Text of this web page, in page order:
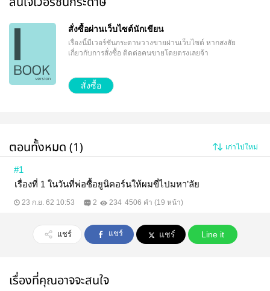
สั่งซื้อผ่านเว็บไซต์นักเขียน
เรื่องนี้มีเวอร์ชันกระดาษวางขายผ่านเว็บไซต์ หากสงสัย
เกี่ยวกับการสั่งซื้อ ติดต่อคนขายโดยตรงเลยจ้า
สั่งซื้อ
ตอนทั้งหมด (1) เก่าไปใหม่
#1
เรื่องที่ 1 ในวันที่พ่อซื้อยูนิคอร์นให้ผมขี่ไปมหา’ลัย
23 ก.ย. 62 10:53 2 234 4506 คำ (19 หน้า)
แชร์ แชร์ แชร์ Line it
เรื่องที่คุณอาจจะสนใจ